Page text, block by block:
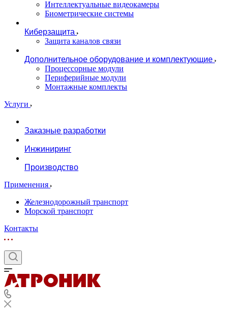
Интеллектуальные видеокамеры
Биометрические системы
Киберзащита
Защита каналов связи
Дополнительное оборудование и комплектующие
Процессорные модули
Периферийные модули
Монтажные комплекты
Услуги
Заказные разработки
Инжиниринг
Производство
Применения
Железнодорожный транспорт
Морской транспорт
Контакты